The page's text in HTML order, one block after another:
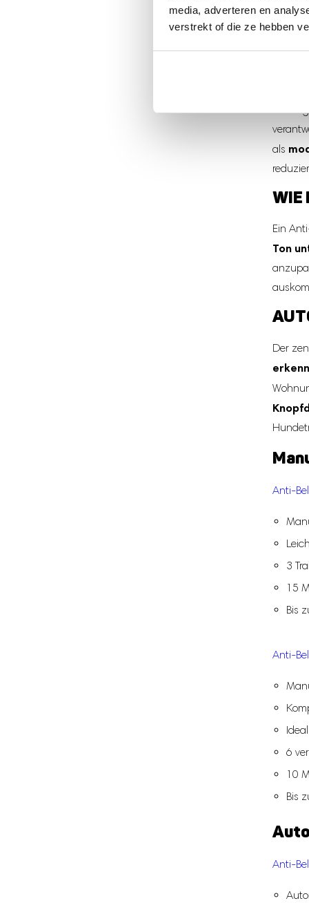
media, adverteren en
verstrekt of die ze hebben
als
WIE
Ein
Ton
Der
Anti-
3
15
Bis
Anti-
6
10
Bis
Anti-